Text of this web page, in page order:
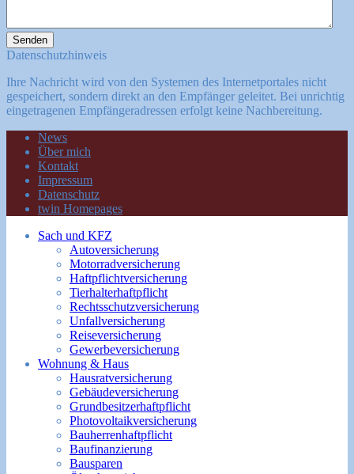
Senden
Datenschutzhinweis
Ihre Nachricht wird von den Systemen des Internetportales nicht
gespeichert, sondern direkt an den Empfänger geleitet. Bei unrichtig
eingetragenen Empfängeradressen erfolgt keine Nachbereitung.
News
Über mich
Kontakt
Impressum
Datenschutz
twin Homepages
Sach und KFZ
Autoversicherung
Motorradversicherung
Haftpflichtversicherung
Tierhalterhaftpflicht
Rechtsschutzversicherung
Unfallversicherung
Reiseversicherung
Gewerbeversicherung
Wohnung & Haus
Hausratversicherung
Gebäudeversicherung
Grundbesitzerhaftpflicht
Photovoltaikversicherung
Bauherrenhaftpflicht
Baufinanzierung
Bausparen